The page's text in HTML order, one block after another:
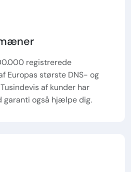
registrerede
Europas største DNS- og
af kunder har
garanti også hjælpe dig.